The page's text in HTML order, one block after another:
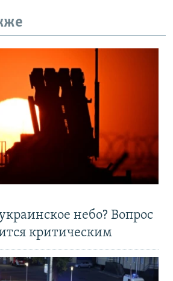
небо? Вопрос
критическим